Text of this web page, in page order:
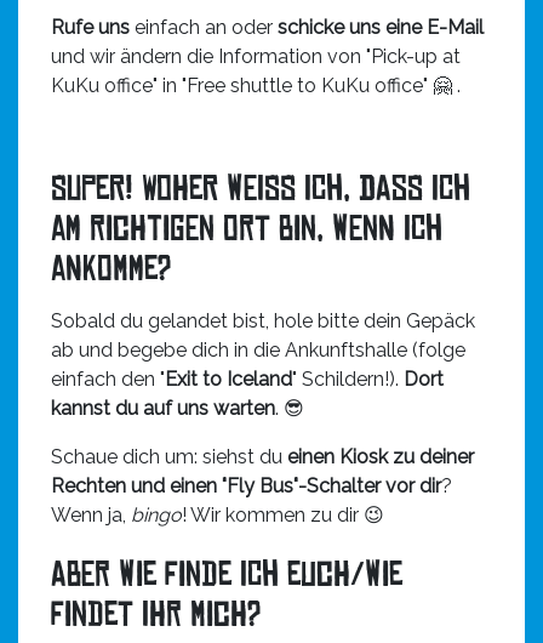
Rufe uns einfach an oder schicke uns eine E-Mail
und wir ändern die Information von "Pick-up at
KuKu office" in "Free shuttle to KuKu office" 🤗 .
Super! Woher weiß ich, dass ich
am richtigen Ort bin, wenn ich
ankomme?
Sobald du gelandet bist, hole bitte dein Gepäck
ab und begebe dich in die Ankunftshalle (folge
einfach den "Exit to Iceland" Schildern!). Dort
kannst du auf uns warten. 😎
Schaue dich um: siehst du einen Kiosk zu deiner
Rechten und einen "Fly Bus"-Schalter vor dir?
Wenn ja, bingo! Wir kommen zu dir 😉
Aber wie finde ich euch/wie
findet ihr mich?